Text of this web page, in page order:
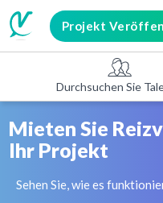
Projekt
Durchsuchen Sie
Mieten Sie
Ihr Projekt
Sehen Sie, wie es